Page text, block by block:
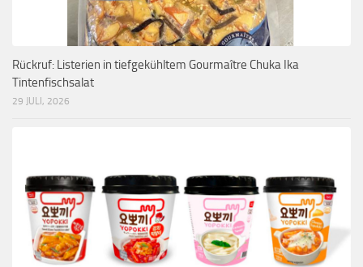
Rückruf: Listerien in tiefgekühltem Gourmaître Chuka Ika
Tintenfischsalat
29 JULI, 2026